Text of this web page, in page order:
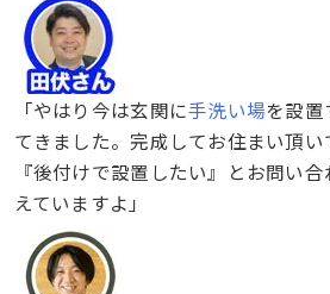
「やはり今は玄関に手洗い場を設
てきました。完成してお住まい頂い
『後付けで設置したい』とお問い
えていますよ」